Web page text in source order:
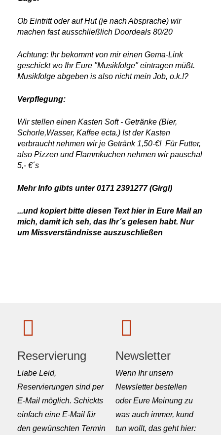
Ob Eintritt oder auf Hut (je nach Absprache) wir
machen fast ausschließlich Doordeals 80/20
Achtung: Ihr bekommt von mir einen Gema-Link
geschickt wo Ihr Eure "Musikfolge" eintragen müßt.
Musikfolge abgeben is also nicht mein Job, o.k.!?
Verpflegung:
Wir stellen einen Kasten Soft - Getränke (Bier,
Schorle,Wasser, Kaffee ecta.) Ist der Kasten
verbraucht nehmen wir je Getränk 1,50-€! Für Futter,
also Pizzen und Flammkuchen nehmen wir pauschal
5,- €´s
Mehr Info gibts unter 0171 2391277 (Girgl)
...und kopiert bitte diesen Text hier in Eure Mail an
mich, damit ich seh, das Ihr´s gelesen habt. Nur
um Missverständnisse auszuschließen
Reservierung
Liabe Leid,
Reservierungen sind per
E-Mail möglich. Schickts
einfach eine E-Mail für
den gewünschten Termin
Newsletter
Wenn Ihr unsern
Newsletter bestellen
oder Eure Meinung zu
was auch immer, kund
tun wollt, das geht hier: